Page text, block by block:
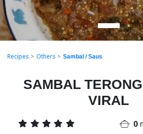
Recipes > Others > Sambal / Saus
SAMBAL
VIRAL
0